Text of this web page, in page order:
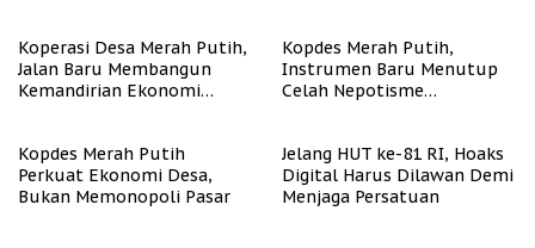
Koperasi Desa Merah Putih,
Jalan Baru Membangun
Kemandirian Ekonomi
Kopdes Merah Putih,
Instrumen Baru Menutup
Celah Nepotisme
Kopdes Merah Putih
Perkuat Ekonomi Desa,
Bukan Memonopoli Pasar
Jelang HUT ke-81 RI, Hoaks
Digital Harus Dilawan Demi
Menjaga Persatuan